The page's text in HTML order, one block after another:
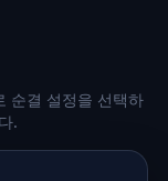
순결 설정을 선택하
.